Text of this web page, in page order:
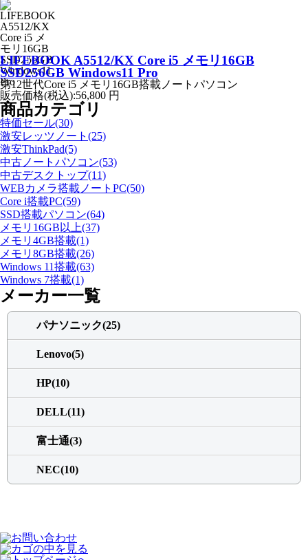
LIFEBOOK A5512/KX Core i5 メモリ16GB
SSD256GB Windows11 Pro
第12世代Core i5 メモリ16GB搭載ノートパソコン
販売価格(税込):56,800 円
商品カテゴリ
特価セール(30)
激安レッツノート(25)
激安ThinkPad(5)
中古ノートパソコン(53)
中古デスクトップ(11)
WEBカメラ搭載ノートPC(50)
Core i搭載PC(59)
SSD搭載パソコン(64)
メモリ16GB以上(37)
メモリ4GB搭載(1)
メモリ8GB搭載(26)
Windows 11搭載(63)
Windows 7搭載(1)
メーカー一覧
パナソニック(25)
Lenovo(5)
HP(10)
DELL(11)
富士通(3)
NEC(10)